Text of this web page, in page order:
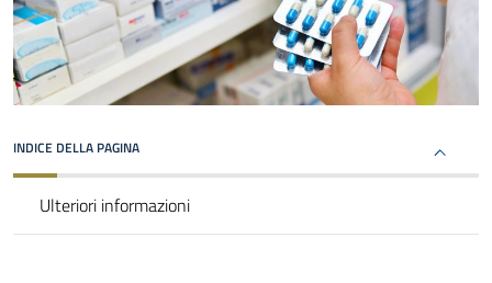
INDICE DELLA PAGINA
Ulteriori informazioni